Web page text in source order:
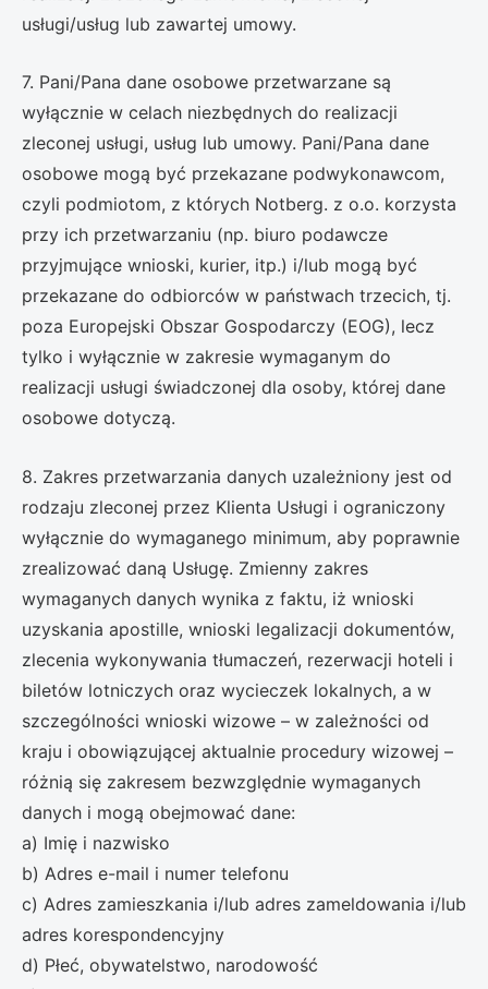
usługi/usług lub zawartej umowy.
7. Pani/Pana dane osobowe przetwarzane są
wyłącznie w celach niezbędnych do realizacji
zleconej usługi, usług lub umowy. Pani/Pana dane
osobowe mogą być przekazane podwykonawcom,
czyli podmiotom, z których Notberg. z o.o. korzysta
przy ich przetwarzaniu (np. biuro podawcze
przyjmujące wnioski, kurier, itp.) i/lub mogą być
przekazane do odbiorców w państwach trzecich, tj.
poza Europejski Obszar Gospodarczy (EOG), lecz
tylko i wyłącznie w zakresie wymaganym do
realizacji usługi świadczonej dla osoby, której dane
osobowe dotyczą.
8. Zakres przetwarzania danych uzależniony jest od
rodzaju zleconej przez Klienta Usługi i ograniczony
wyłącznie do wymaganego minimum, aby poprawnie
zrealizować daną Usługę. Zmienny zakres
wymaganych danych wynika z faktu, iż wnioski
uzyskania apostille, wnioski legalizacji dokumentów,
zlecenia wykonywania tłumaczeń, rezerwacji hoteli i
biletów lotniczych oraz wycieczek lokalnych, a w
szczególności wnioski wizowe – w zależności od
kraju i obowiązującej aktualnie procedury wizowej –
różnią się zakresem bezwzględnie wymaganych
danych i mogą obejmować dane:
a) Imię i nazwisko
b) Adres e-mail i numer telefonu
c) Adres zamieszkania i/lub adres zameldowania i/lub
adres korespondencyjny
d) Płeć, obywatelstwo, narodowość